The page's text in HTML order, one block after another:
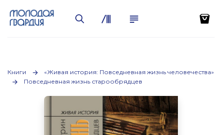
Книги
«Живая история: Повседневная жизнь человечества»
Повседневная жизнь старообрядцев